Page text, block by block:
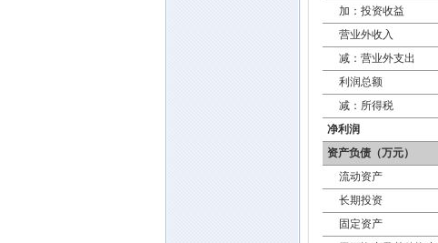
加：投资收益
营业外收入
减：营业外支出
利润总额
减：所得税
净利润
资产负债（万元）
流动资产
长期投资
固定资产